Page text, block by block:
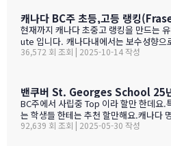
떠나면 고생이죠??? ㅋㅋㅋㅋㅋㅋ …
현재까지 캐나다 초중고 랭킹을 만드는
ute 입니다. 캐나다내에서는 보수성향으
하여간일반적으로 학교 랭킹 하면 학교의
고등학교의 경우 (9개 지표):평균 시험
졸업률 (Diploma completion rate)학생
taken per student)진급 지연율
시험 낙제율 (Percentage of exams
이 (School vs. exam mark difference)
36,572 회 조회 | 2025-10-14 작성
BC주에서 사립중 Top 이라 할만 한데요.
는 학생들 한테는 추천 할만해요.캐나다
대학 진학은 그저그런 학교도 많거던요.
92,639 회 조회 | 2025-05-30 작성